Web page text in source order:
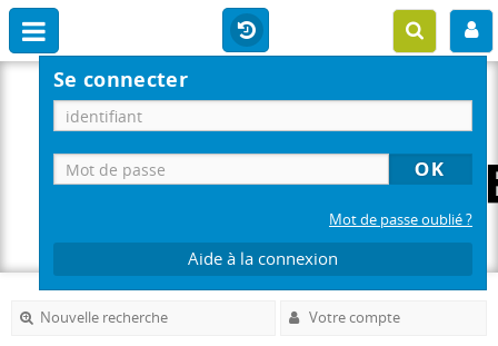
Se connecter
Mot de passe oublié ?
Aide à la connexion
Nouvelle recherche Votre compte